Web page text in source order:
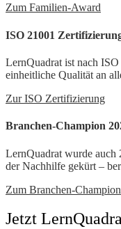
Zum Familien-Award
ISO 21001
LernQuadrat ist nach
einheitliche Qualität an
Zur ISO Zertifizierung
Branchen-Champion
LernQuadrat wurde auch
der Nachhilfe gekürt –
Zum Branchen-Champion
Jetzt